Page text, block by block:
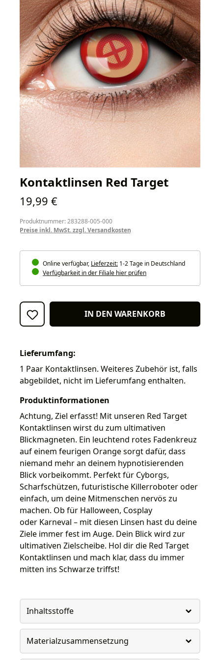
Kontaktlinsen Red Target
Regulärer Preis:
19,99 €
Produktnummer: 283288-005-000
Preise inkl. MwSt. zzgl. Versandkosten
Online verfügbar, Lieferzeit: 1-2 Tage in Deutschland
Verfügbarkeit in der Filiale hier prüfen
IN DEN WARENKORB
Lieferumfang:
1 Paar Kontaktlinsen. Weiteres Zubehör ist, falls
abgebildet, nicht im Lieferumfang enthalten.
Produktinformationen
Achtung, Ziel erfasst! Mit unseren Red Target
Kontaktlinsen wirst du zum ultimativen
Blickmagneten. Ein leuchtend rotes Fadenkreuz
auf einem feurigen Orange sorgt dafür, dass
niemand mehr an deinem hypnotisierenden
Blick vorbeikommt. Perfekt für Cyborgs,
Scharfschützen, futuristische Killerroboter oder
einfach, um deine Mitmenschen nervös zu
machen. Ob für Halloween, Cosplay
oder Karneval – mit diesen Linsen hast du deine
Ziele immer fest im Auge. Dein Blick wird zur
ultimativen Zielscheibe. Hol dir die Red Target
Kontaktlinsen und mach klar, dass du immer
mitten ins Schwarze triffst!
Inhaltsstoffe
Materialzusammensetzung